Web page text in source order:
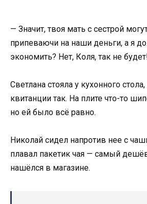
— Значит, твоя мать с сестрой
припеваючи на наши деньги, а я
экономить? Нет, Коля, так не
Светлана стояла у кухонного
квитанции так. На плите что-то
но ей было всё равно.
Николай сидел напротив нее с
плавал пакетик чая — самый
нашёлся в магазине.